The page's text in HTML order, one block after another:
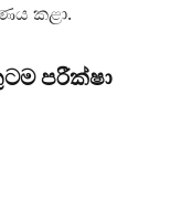
කළා.
පරීක්ෂා